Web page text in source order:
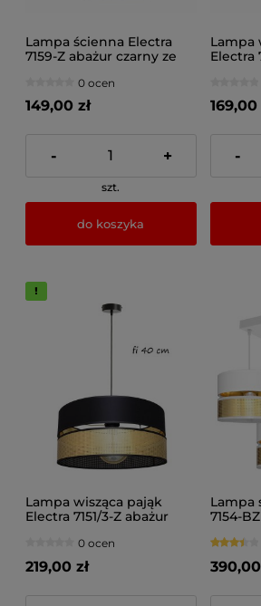
Lampa ścienna Electra
7159-Z abażur czarny ze
0 ocen
149,00 zł
- +
szt.
do koszyka
Lampa
Electra
169,00
-
Lampa wisząca pająk
Electra 7151/3-Z abażur
0 ocen
219,00 zł
Lampa
7154-
390,00